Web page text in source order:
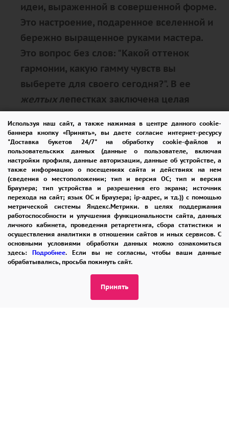
Используя наш сайт, а также нажимая в центре данного cookie-
баннера кнопку «Принять», вы даете согласие интернет-ресурсу
"Доставка букетов 24/7" на обработку cookie-файлов и
пользовательских данных (данные о пользователе, включая
настройки профиля, данные авторизации, данные об устройстве, а
также информацию о посещениях сайта и действиях на нем
(сведения о местоположении; тип и версия ОС; тип и версия
Браузера; тип устройства и разрешения его экрана; источник
перехода на сайт; язык ОС и Браузера; ip-адрес, и тд.)) с помощью
метрической системы Яндекс.Метрики. в целях поддержания
работоспособности и улучшения функциональности сайта, данных
личного кабинета, проведения ретаргетинга, сбора статистики и
осуществления аналитики в отношении сайтов и иных сервисов. С
основными условиями обработки данных можно ознакомиться
здесь: Подробнее. Если вы не согласны, чтобы ваши данные
обрабатывались, просьба покинуть сайт.
Принять
идеи, выраженной в совершенной форме.
Это настроение, подаренное вселенной и
бережно выращенное руками мастера.
Это вопрос без слов: "Какой оттенок
гармонии, какую гамму чувств вы
выберете для своего сегодня?". В ее
желтыхлепестках заключена целая
вселенная смыслов и образов, готовая
стать частью вашей неповторимой
истории.
Выберите своюжелтуюрозу во
вселенной.Выберите совершенство в
любимом тоне.
Купить желтую розу срочно
ОПЛАТА
КУПОН